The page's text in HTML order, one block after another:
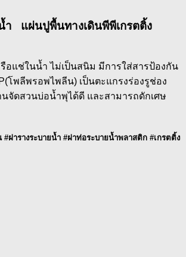
ำ แผ่นปูพื้นทางเดินพีพีเกรตติ้ง
แช่ในน้ำ ไม่เป็นสนิม มีการใส่สารป้องกัน
โพลีพรอพไพลีน) เป็นตะแกรงร่องรูช่อง
นจัดสวนบ่อน้ำพุได้ดี และสามารถดักเศษ
ฝารางระบายน้ำ #ฝาท่อระบายน้ำพลาสติก #เกรตติ้ง